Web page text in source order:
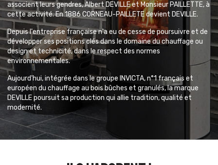
associent leurs gendres, Albert DEVILLE et Monsieur PAILLETTE, à
cette activité. En 1886 CORNEAU-PAILLETE devient DEVILLE.
Depuis l'entreprise française n'a eu de cesse de poursuivre et de
développer ses positions clés dans le domaine du chauffage ou
design et technicité, dans le respect des normes
environnementales.
Aujourd'hui, intégrée dans le groupe INVICTA, n°1 français et
européen du chauffage au bois bûches et granulés, la marque
DEVILLE poursuit sa production qui allie tradition, qualité et
modernité.